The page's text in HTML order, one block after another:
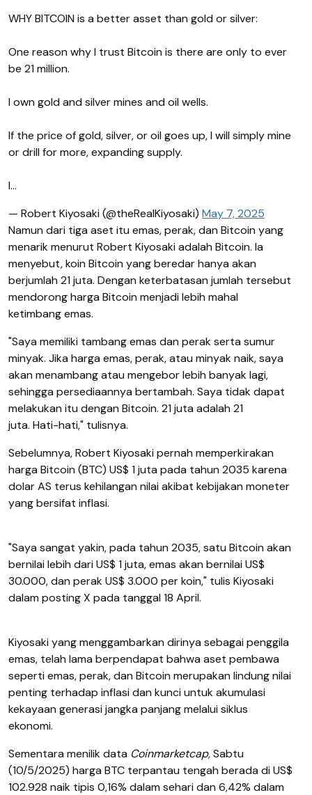
WHY BITCOIN is a better asset than gold or silver:
One reason why I trust Bitcoin is there are only to ever
be 21 million.
I own gold and silver mines and oil wells.
If the price of gold, silver, or oil goes up, I will simply mine
or drill for more, expanding supply.
I…
— Robert Kiyosaki (@theRealKiyosaki) May 7, 2025
Namun dari tiga aset itu emas, perak, dan Bitcoin yang
menarik menurut Robert Kiyosaki adalah Bitcoin. Ia
menyebut, koin Bitcoin yang beredar hanya akan
berjumlah 21 juta. Dengan keterbatasan jumlah tersebut
mendorong harga Bitcoin menjadi lebih mahal
ketimbang emas.
"Saya memiliki tambang emas dan perak serta sumur
minyak. Jika harga emas, perak, atau minyak naik, saya
akan menambang atau mengebor lebih banyak lagi,
sehingga persediaannya bertambah. Saya tidak dapat
melakukan itu dengan Bitcoin. 21 juta adalah 21
juta. Hati-hati," tulisnya.
Sebelumnya, Robert Kiyosaki pernah memperkirakan
harga Bitcoin (BTC) US$ 1 juta pada tahun 2035 karena
dolar AS terus kehilangan nilai akibat kebijakan moneter
yang bersifat inflasi.
"Saya sangat yakin, pada tahun 2035, satu Bitcoin akan
bernilai lebih dari US$ 1 juta, emas akan bernilai US$
30.000, dan perak US$ 3.000 per koin," tulis Kiyosaki
dalam posting X pada tanggal 18 April.
Kiyosaki yang menggambarkan dirinya sebagai penggila
emas, telah lama berpendapat bahwa aset pembawa
seperti emas, perak, dan Bitcoin merupakan lindung nilai
penting terhadap inflasi dan kunci untuk akumulasi
kekayaan generasi jangka panjang melalui siklus
ekonomi.
Sementara menilik data Coinmarketcap,Sabtu
(10/5/2025) harga BTC terpantau tengah berada di US$
102.928 naik tipis 0,16% dalam sehari dan 6,42% dalam